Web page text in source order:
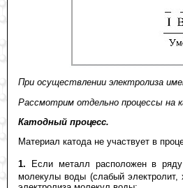
При осуществлении электролиза
Рассмотрим отдельно процессы на
Катодный процесс.
Материал катода не участвует в
1. Если металл расположен в
молекулы воды (слабый электролит,